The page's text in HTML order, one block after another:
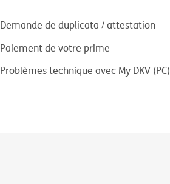
Demande de duplicata / attestation
Paiement de votre prime
Problèmes technique avec My DKV (PC)